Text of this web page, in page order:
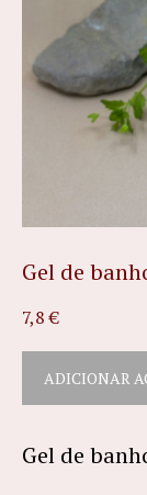
Gel de
7,8 €
ADICIONAR
Gel de